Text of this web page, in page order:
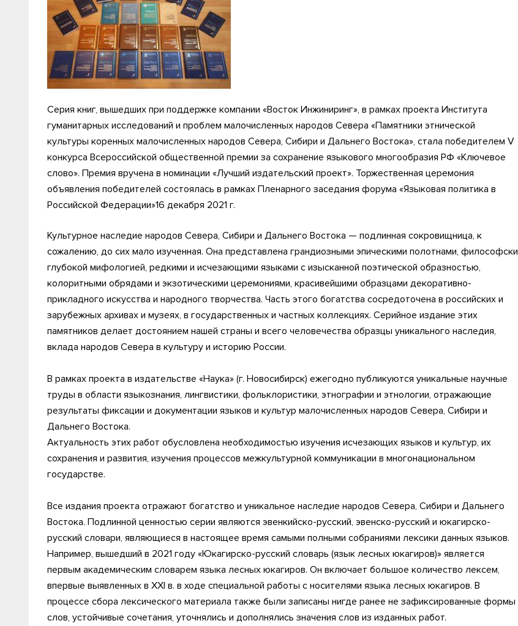
Серия книг, вышедших при поддержке компании «Восток Инжиниринг», в рамках проекта Института
гуманитарных исследований и проблем малочисленных народов Севера «Памятники этнической
культуры коренных малочисленных народов Севера, Сибири и Дальнего Востока», стала победителем V
конкурса Всероссийской общественной премии за сохранение языкового многообразия РФ «Ключевое
слово». Премия вручена в номинации «Лучший издательский проект». Торжественная церемония
объявления победителей состоялась в рамках Пленарного заседания форума «Языковая политика в
Российской Федерации»16 декабря 2021 г.
Культурное наследие народов Севера, Сибири и Дальнего Востока — подлинная сокровищница, к
сожалению, до сих мало изученная. Она представлена грандиозными эпическими полотнами, философски
глубокой мифологией, редкими и исчезающими языками с изысканной поэтической образностью,
колоритными обрядами и экзотическими церемониями, красивейшими образцами декоративно-
прикладного искусства и народного творчества. Часть этого богатства сосредоточена в российских и
зарубежных архивах и музеях, в государственных и частных коллекциях. Серийное издание этих
памятников делает достоянием нашей страны и всего человечества образцы уникального наследия,
вклада народов Севера в культуру и историю России.
В рамках проекта в издательстве «Наука» (г. Новосибирск) ежегодно публикуются уникальные научные
труды в области языкознания, лингвистики, фольклористики, этнографии и этнологии, отражающие
результаты фиксации и документации языков и культур малочисленных народов Севера, Сибири и
Дальнего Востока.
Актуальность этих работ обусловлена необходимостью изучения исчезающих языков и культур, их
сохранения и развития, изучения процессов межкультурной коммуникации в многонациональном
государстве.
Все издания проекта отражают богатство и уникальное наследие народов Севера, Сибири и Дальнего
Востока. Подлинной ценностью серии являются эвенкийско-русский, эвенско-русский и юкагирско-
русский словари, являющиеся в настоящее время самыми полными собраниями лексики данных языков.
Например, вышедший в 2021 году «Юкагирско-русский словарь (язык лесных юкагиров)» является
первым академическим словарем языка лесных юкагиров. Он включает большое количество лексем,
впервые выявленных в XXI в. в ходе специальной работы с носителями языка лесных юкагиров. В
процессе сбора лексического материала также были записаны нигде ранее не зафиксированные формы
слов, устойчивые сочетания, уточнялись и дополнялись значения слов из изданных работ.